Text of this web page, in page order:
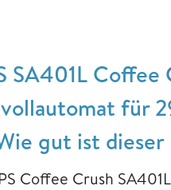
SA401L Coffee
für
gut ist dieser
Coffee Crush